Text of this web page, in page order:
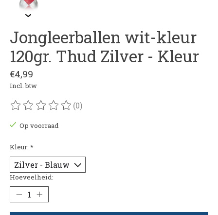
Jongleerballen wit-kleur
120gr. Thud Zilver - Kleur
€4,99
Incl. btw
De beoordeling van dit product is
(0)
Op voorraad
Kleur: *
Hoeveelheid: